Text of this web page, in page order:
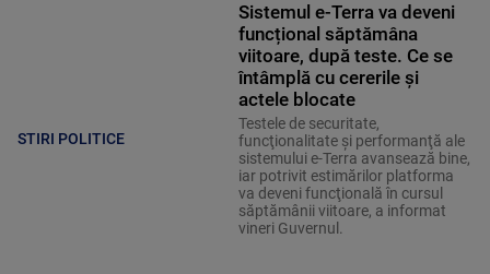
STIRI POLITICE
Sistemul e-Terra va deveni
funcțional săptămâna
viitoare, după teste. Ce se
întâmplă cu cererile și
actele blocate
Testele de securitate,
funcţionalitate şi performanţă ale
sistemului e-Terra avansează bine,
iar potrivit estimărilor platforma
va deveni funcţională în cursul
săptămânii viitoare, a informat
vineri Guvernul.